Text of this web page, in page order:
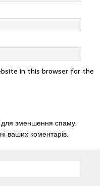
in this browser for the
зменшення спаму.
ваших коментарів.